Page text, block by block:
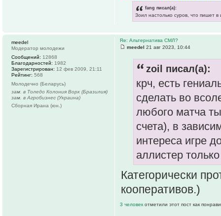
fang писал(а):
Зоил настолько суров, что пишет
Re: Альтернатива СМЛ?
meedel 21 авг 2023, 10:44
zoil писал(а):
крч, есть
сделать во
любого матча
счета), в
интереса игре
аллистер
Категорически
кооперативов.)
3 человек отметили этот пост как
meedel
Модератор молодежи
Сообщений: 12868
Благодарностей: 1982
Зарегистрирован: 12 фев 2009, 21:11
Рейтинг: 568
Молодечно (Беларусь)
зам. в Толедо Колония Ворк (Бразилия)
зам. в Агробизнес (Украина)
Сборная Ирана (юн.)